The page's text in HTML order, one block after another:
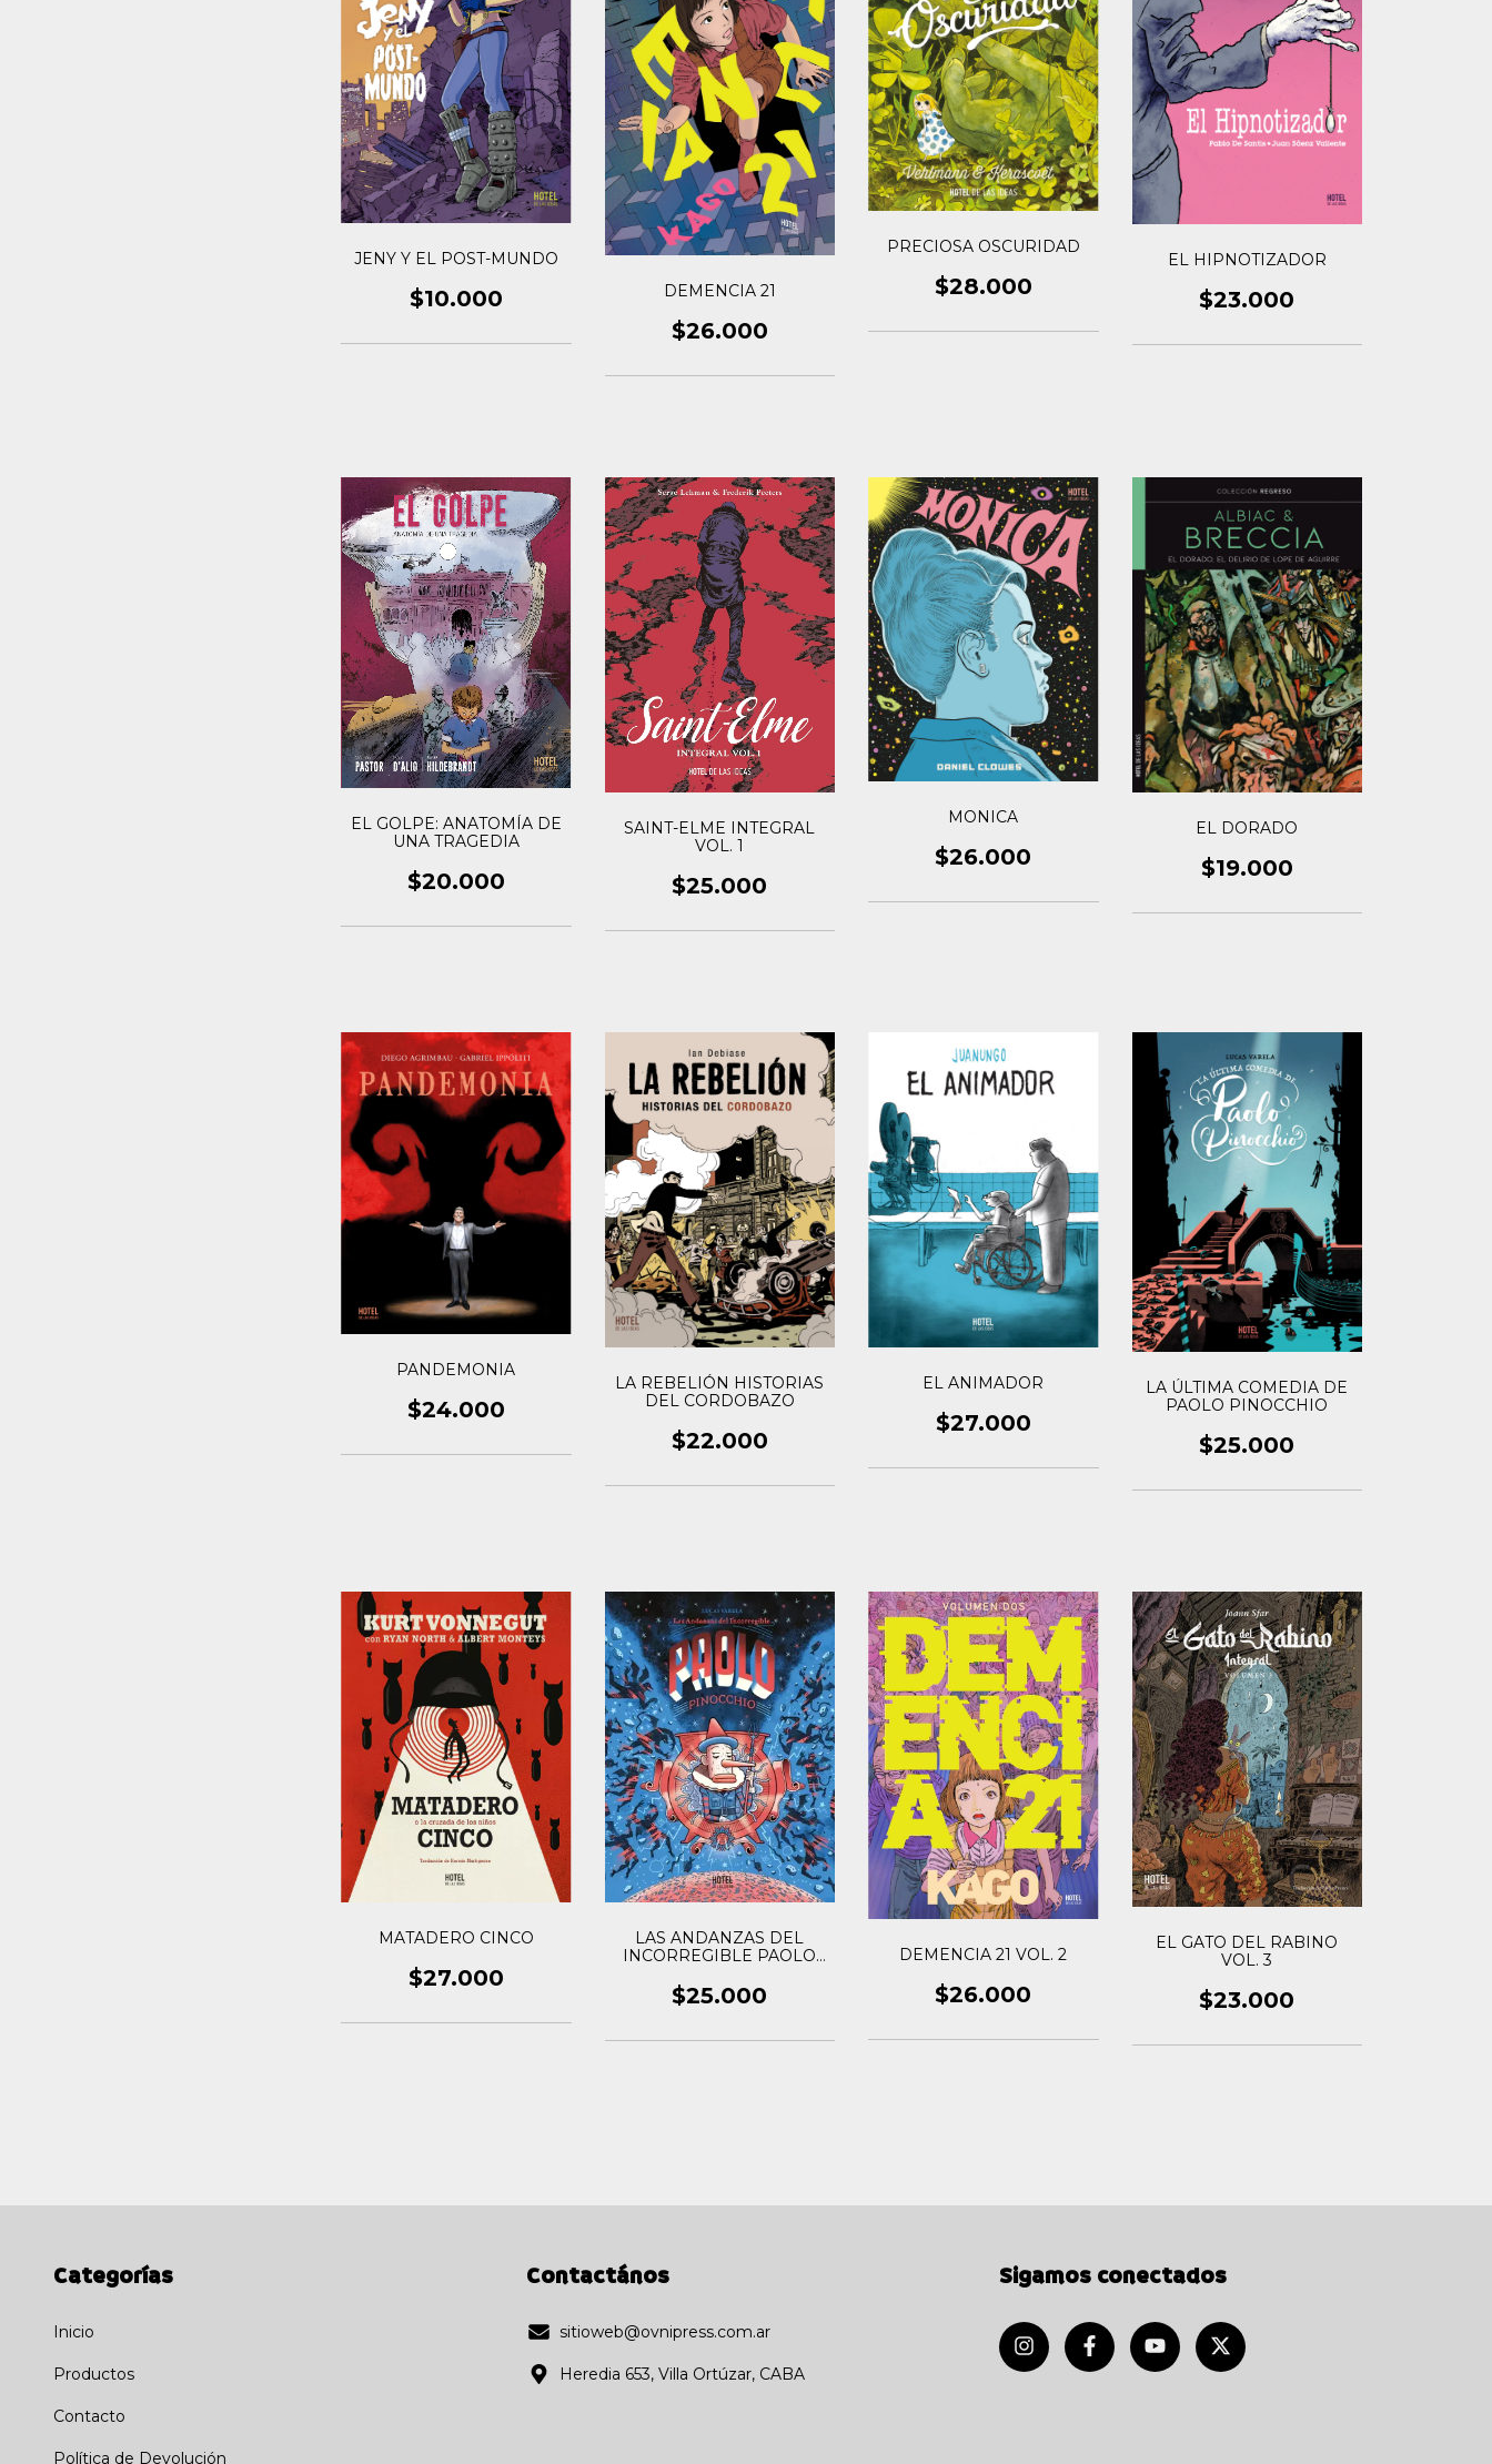
JENY Y EL POST-MUNDO
$10.000 DEMENCIA 21
$26.000
PRECIOSA OSCURIDAD
$28.000
EL HIPNOTIZADOR
$23.000
EL GOLPE: ANATOMÍA DE
UNA TRAGEDIA
$20.000
SAINT-ELME INTEGRAL
VOL. 1
$25.000
MONICA
$26.000
EL DORADO
$19.000
PANDEMONIA
$24.000
LA REBELIÓN HISTORIAS
DEL CORDOBAZO
$22.000
EL ANIMADOR
$27.000
LA ÚLTIMA COMEDIA DE
PAOLO PINOCCHIO
$25.000
MATADERO CINCO
$27.000
LAS ANDANZAS DEL
INCORREGIBLE PAOLO
$25.000
DEMENCIA 21 VOL. 2
$26.000
EL GATO DEL RABINO
VOL. 3
$23.000
Categorías
Inicio
Productos
Contacto
Política de Devolución
Contactános
sitioweb@ovnipress.com.ar
Heredia 653, Villa Ortúzar, CABA
Sigamos conectados